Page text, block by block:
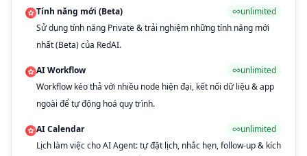
Tính năng mới (Beta)
unlimited
Sử dụng tính năng Private & trải nghiệm những tính năng mới
nhất (Beta) của RedAI.
AI Workflow
unlimited
Workflow kéo thả với nhiều node hiện đại, kết nối dữ liệu & app
ngoài để tự động hoá quy trình.
AI Calendar
unlimited
Lịch làm việc cho AI Agent: tự đặt lịch, nhắc hẹn, follow-up & kích